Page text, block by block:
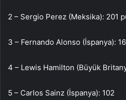
2 – Sergio Perez (Meksika): 201
3 – Fernando Alonso (İspanya):
4 – Lewis Hamilton (Büyük
5 – Carlos Sainz (İspanya): 102